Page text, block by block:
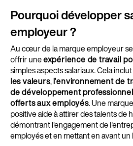
Pourquoi développer
employeur ?
Au cœur de la marque employeur
offrir uneexpérience de travail
simples aspects salariaux. Cela
les valeurs,l'environnement de
de développement professionnel
offerts aux employés. Une
positive aide à attirer des talents de
démontrant l'engagement de
employés et en mettant en avant un